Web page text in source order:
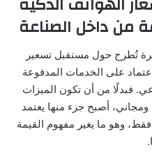
من داخل الصناعة
تُطرح حول مستقبل تسعير
على الخدمات المدفوعة
فبدلًا من أن تكون الميزات
أصبح جزء منها يعتمد
وهو ما يغير مفهوم القيمة